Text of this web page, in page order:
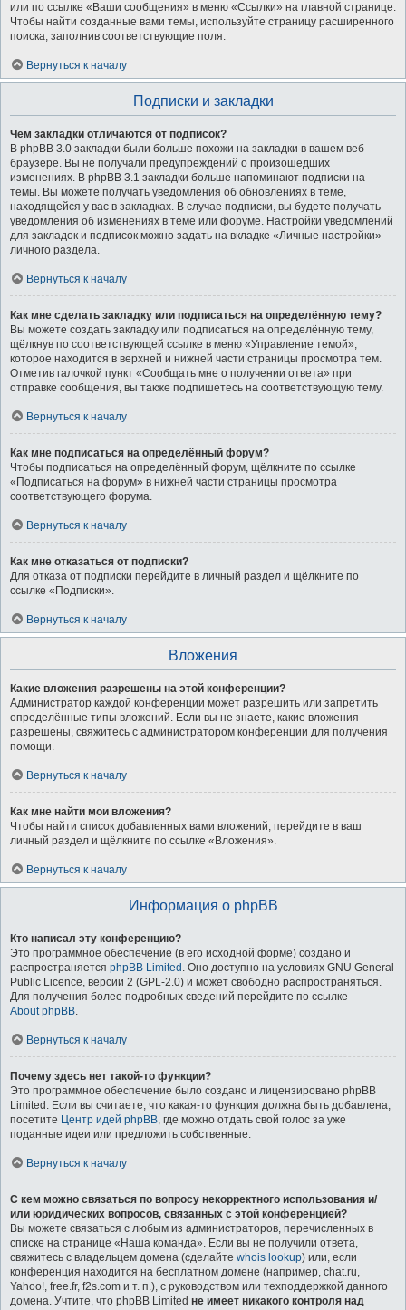
или по ссылке «Ваши сообщения» в меню «Ссылки» на главной странице.
Чтобы найти созданные вами темы, используйте страницу расширенного
поиска, заполнив соответствующие поля.
Вернуться к началу
Подписки и закладки
Чем закладки отличаются от подписок?
В phpBB 3.0 закладки были больше похожи на закладки в вашем веб-
браузере. Вы не получали предупреждений о произошедших
изменениях. В phpBB 3.1 закладки больше напоминают подписки на
темы. Вы можете получать уведомления об обновлениях в теме,
находящейся у вас в закладках. В случае подписки, вы будете получать
уведомления об изменениях в теме или форуме. Настройки уведомлений
для закладок и подписок можно задать на вкладке «Личные настройки»
личного раздела.
Вернуться к началу
Как мне сделать закладку или подписаться на определённую тему?
Вы можете создать закладку или подписаться на определённую тему,
щёлкнув по соответствующей ссылке в меню «Управление темой»,
которое находится в верхней и нижней части страницы просмотра тем.
Отметив галочкой пункт «Сообщать мне о получении ответа» при
отправке сообщения, вы также подпишетесь на соответствующую тему.
Вернуться к началу
Как мне подписаться на определённый форум?
Чтобы подписаться на определённый форум, щёлкните по ссылке
«Подписаться на форум» в нижней части страницы просмотра
соответствующего форума.
Вернуться к началу
Как мне отказаться от подписки?
Для отказа от подписки перейдите в личный раздел и щёлкните по
ссылке «Подписки».
Вернуться к началу
Вложения
Какие вложения разрешены на этой конференции?
Администратор каждой конференции может разрешить или запретить
определённые типы вложений. Если вы не знаете, какие вложения
разрешены, свяжитесь с администратором конференции для получения
помощи.
Вернуться к началу
Как мне найти мои вложения?
Чтобы найти список добавленных вами вложений, перейдите в ваш
личный раздел и щёлкните по ссылке «Вложения».
Вернуться к началу
Информация о phpBB
Кто написал эту конференцию?
Это программное обеспечение (в его исходной форме) создано и
распространяется phpBB Limited . Оно доступно на условиях GNU General
Public Licence, версии 2 (GPL-2.0) и может свободно распространяться.
Для получения более подробных сведений перейдите по ссылке
About phpBB.
Вернуться к началу
Почему здесь нет такой-то функции?
Это программное обеспечение было создано и лицензировано phpBB
Limited. Если вы считаете, что какая-то функция должна быть добавлена,
посетите Центр идей phpBB, где можно отдать свой голос за уже
поданные идеи или предложить собственные.
Вернуться к началу
С кем можно связаться по вопросу некорректного использования и/
или юридических вопросов, связанных с этой конференцией?
Вы можете связаться с любым из администраторов, перечисленных в
списке на странице «Наша команда». Если вы не получили ответа,
свяжитесь с владельцем домена (сделайте whois lookup) или, если
конференция находится на бесплатном домене (например, chat.ru,
Yahoo!, free.fr, f2s.com и т. п.), с руководством или техподдержкой данного
домена. Учтите, что phpBB Limited не имеет никакого контроля над